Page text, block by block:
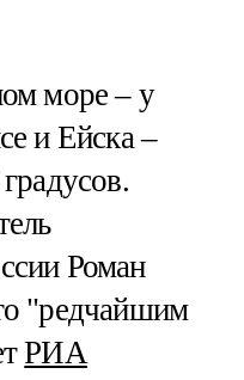
море – у
и Ейска –
Роман
"редчайшим
РИА